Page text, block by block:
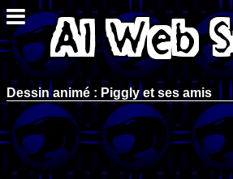
Dessin animé : Piggly et ses amis